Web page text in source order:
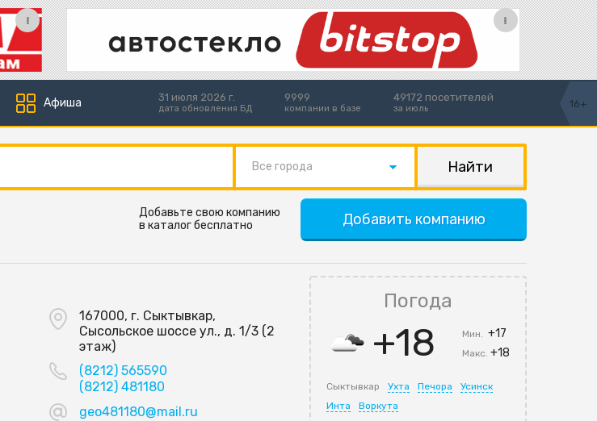
Афиша 31 июля 2026 г.
дата обновления БД
9999
компании в базе
49172 посетителей
за июль 16+
Все города
Добавить компанию
Добавьте свою компанию
в каталог бесплатно
167000, г. Сыктывкар,
Сысольское шоссе ул., д. 1/3 (2
этаж)
(8212) 565590
(8212) 481180
geo481180@mail.ru
Погода
+18 Мин.+17
Макс.+18
Сыктывкар Ухта Печора
Усинск
Инта
Воркута